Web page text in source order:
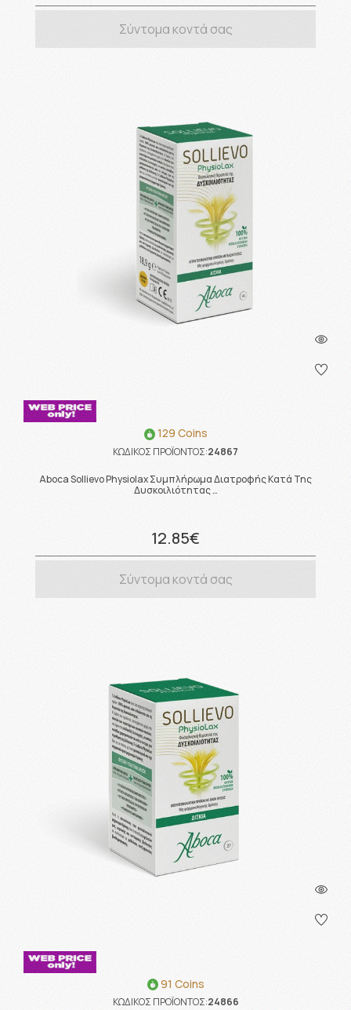
Σύντομα κοντά σας
129 Coins
ΚΩΔΙΚΟΣ ΠΡΟΪΟΝΤΟΣ:24867
Aboca Sollievo Physiolax Συμπλήρωμα Διατροφής Κατά Της
Δυσκοιλιότητας …
12.85€
Σύντομα κοντά σας
91 Coins
ΚΩΔΙΚΟΣ ΠΡΟΪΟΝΤΟΣ:24866